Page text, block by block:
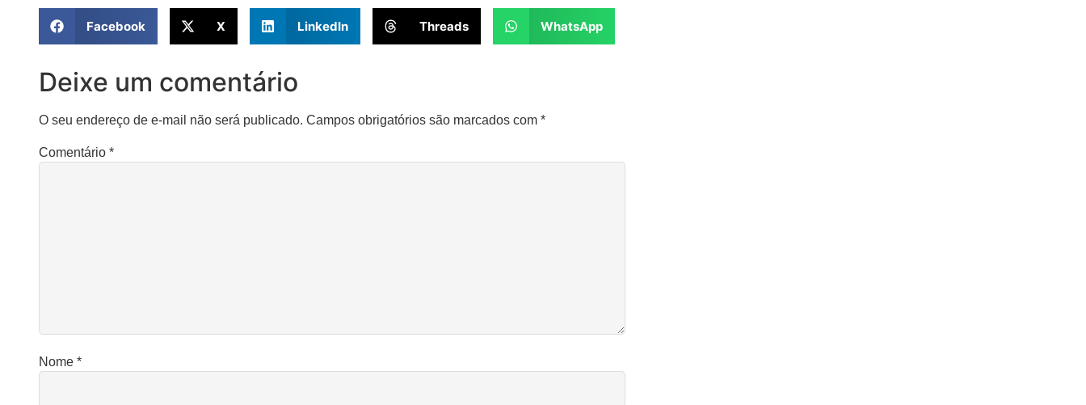
Facebook X LinkedIn Threads WhatsApp
Deixe um comentário
O seu endereço de e-mail não será publicado. Campos obrigatórios são marcados com *
Comentário *
Nome *